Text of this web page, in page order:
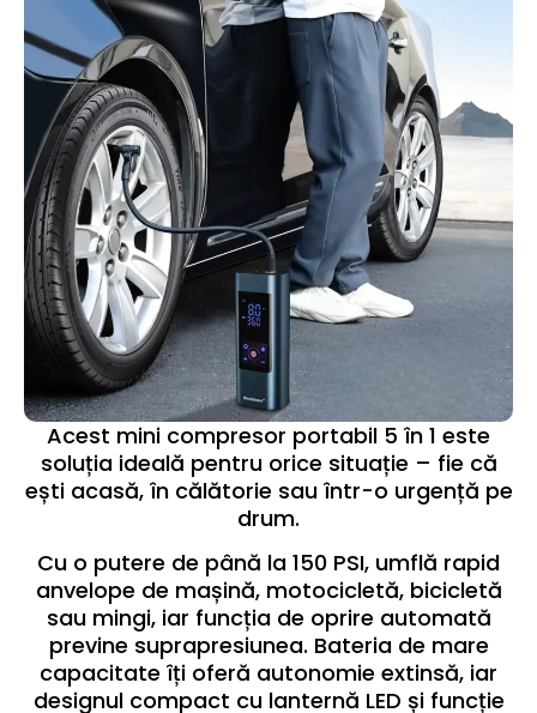
Acest mini compresor portabil 5 în 1 este
soluția ideală pentru orice situație – fie că
ești acasă, în călătorie sau într-o urgență pe
drum.
Cu o putere de până la 150 PSI, umflă rapid
anvelope de mașină, motocicletă, bicicletă
sau mingi, iar funcția de oprire automată
previne suprapresiunea. Bateria de mare
capacitate îți oferă autonomie extinsă, iar
designul compact cu lanternă LED și funcție